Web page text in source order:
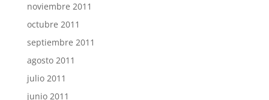
noviembre 2011
octubre 2011
septiembre 2011
agosto 2011
julio 2011
junio 2011